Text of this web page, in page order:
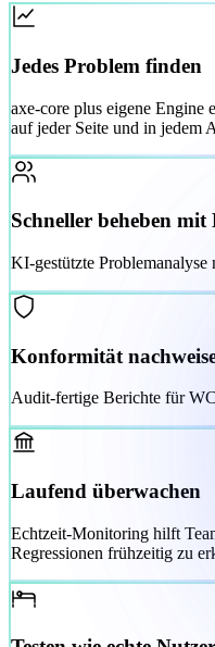
Jedes Problem finden
axe-core plus eigene Engine
auf jeder Seite und in jedem
Schneller beheben mit
KI-gestützte
Konformität
Audit-fertige Berichte für
Laufend überwachen
Echtzeit-Monitoring hilft
Regressionen frühzeitig zu